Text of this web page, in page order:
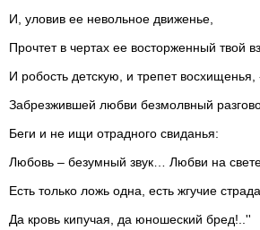
И, уловив ее невольное движенье,
Прочтет в чертах ее восторженный твой
И робость детскую, и трепет восхищенья,
Забрезжившей любви безмолвный
Беги и не ищи отрадного свиданья:
Любовь – безумный звук… Любви на
Есть только ложь одна, есть жгучие
Да кровь кипучая, да юношеский бред!..''